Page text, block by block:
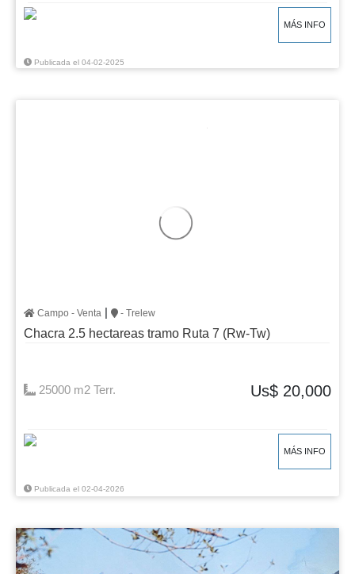
MÁS INFO
Publicada el 04-02-2025
Campo - Venta | - Trelew
Chacra 2.5 hectareas tramo Ruta 7 (Rw-Tw)
25000 m2 Terr. Us$ 20,000
MÁS INFO
Publicada el 02-04-2026